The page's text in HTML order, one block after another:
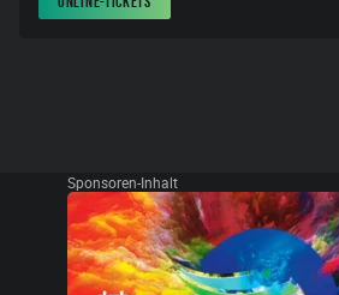
Sponsoren-Inhalt